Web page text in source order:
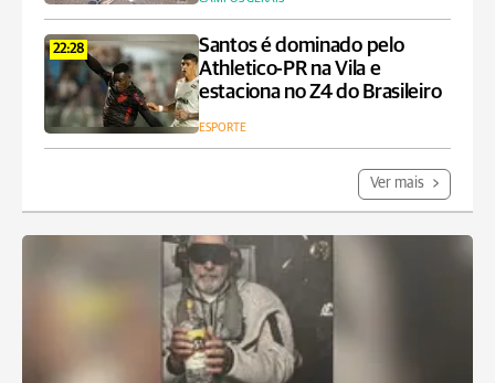
22:28
Santos é dominado pelo
Athletico-PR na Vila e
estaciona no Z4 do Brasileiro
ESPORTE
Ver mais